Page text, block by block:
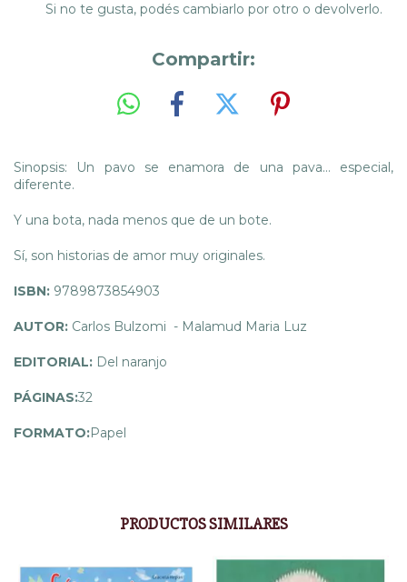
Si no te gusta, podés cambiarlo por otro o devolverlo.
Compartir:
Sinopsis: Un pavo se enamora de una pava… especial,
diferente.
Y una bota, nada menos que de un bote.
Sí, son historias de amor muy originales.
ISBN: 9789873854903
AUTOR: Carlos Bulzomi - Malamud Maria Luz
EDITORIAL: Del naranjo
PÁGINAS:32
FORMATO:Papel
PRODUCTOS SIMILARES